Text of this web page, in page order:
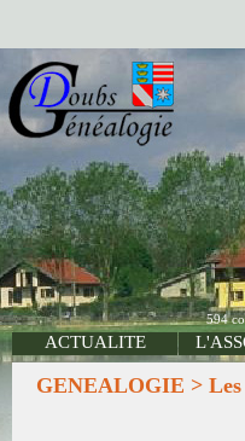
594
ACTUALITE
GENEALOGIE > Les